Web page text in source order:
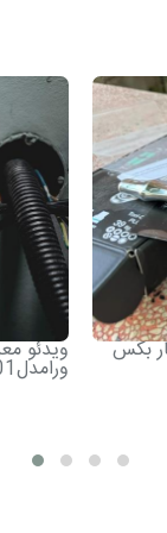
ورامدل05003470001
آچار بکس